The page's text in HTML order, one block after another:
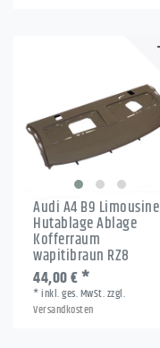
Audi A4 B9 Limousine
Hutablage Ablage
Kofferraum
wapitibraun RZ8
44,00 € *
*inkl. ges. MwSt.zzgl.
Versandkosten